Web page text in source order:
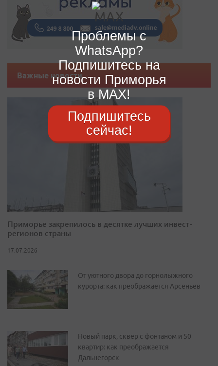
Важные новости
Приморье закрепилось в десятке лучших инвест-
регионов страны
17.07.2026
От уютного двора до горнолыжного
курорта: как преображается Арсеньев
Новый парк, сквер с фонтаном и 50
квартир: как преображается
Дальнегорск
Проблемы с
WhatsApp?
Подпишитесь на
новости Приморья
в MAX!
Подпишитесь
сейчас!